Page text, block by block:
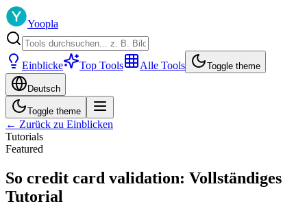
Yoopla
Einblicke Top Tools Alle Tools Toggle theme
Deutsch
Toggle theme
← Zurück zu Einblicken
Tutorials
Featured
So credit card validation: Vollständiges
Tutorial